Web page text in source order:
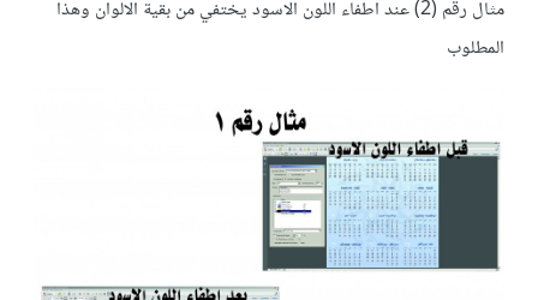
مثال رقم (2) عند اطفاء اللون الاسود يختفي من بقية الالوان وهذا
المطلوب